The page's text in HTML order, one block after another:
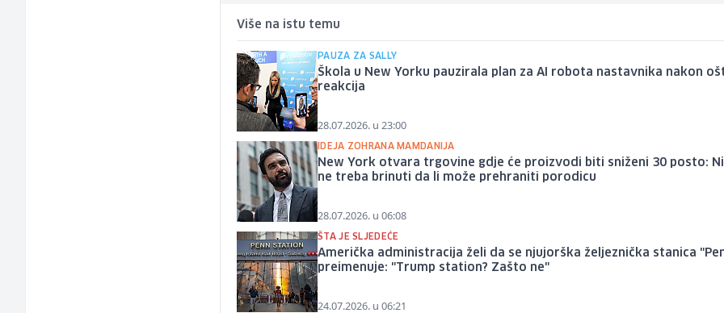
Više na istu temu
PAUZA ZA SALLY
Škola u New Yorku pauzirala plan za AI robota nastavnika nakon
reakcija
28.07.2026. u 23:00
IDEJA ZOHRANA MAMDANIJA
New York otvara trgovine gdje će proizvodi biti sniženi 30 posto:
ne treba brinuti da li može prehraniti porodicu
28.07.2026. u 06:08
ŠTA JE SLJEDEĆE
Američka administracija želi da se njujorška željeznička stanica
preimenuje: "Trump station? Zašto ne"
24.07.2026. u 06:21